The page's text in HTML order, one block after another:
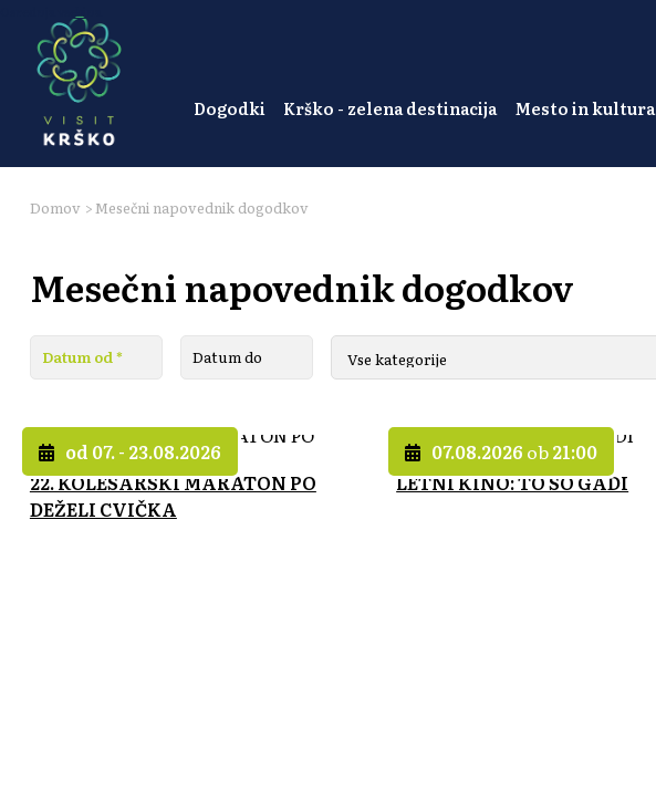
Dogodki Krško - zelena destinacija Mesto in kultura
Domov > Mesečni napovednik dogodkov
Mesečni napovednik dogodkov
od 07. - 23.08.2026
22. KOLESARSKI MARATON PO
DEŽELI CVIČKA
07.08.2026 ob21:00
LETNI KINO: TO SO GADI